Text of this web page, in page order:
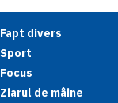
Fapt divers
Sport
Focus
Ziarul de mâine